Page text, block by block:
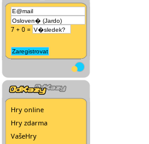
7 + 0 =
Hry online
Hry zdarma
VašeHry